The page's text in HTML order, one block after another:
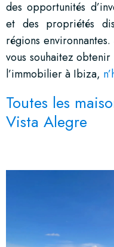
des opportunités
et des propriétés
régions
vous souhaitez
l’immobilier à Ibiza,
Toutes les
Vista Alegre